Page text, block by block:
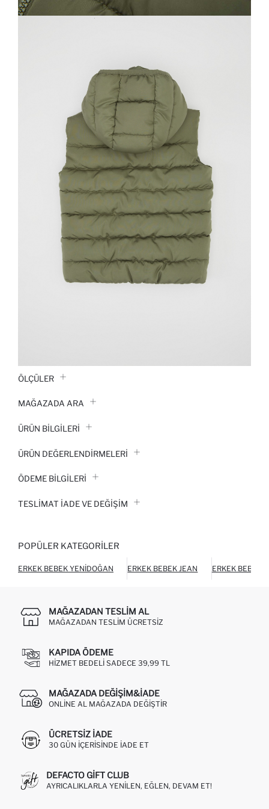
ÖLÇÜLER
MAĞAZADA ARA
ÜRÜN BILGILERI
ÜRÜN DEĞERLENDİRMELERİ
ÖDEME BİLGİLERİ
TESLIMAT İADE VE DEĞIŞIM
POPÜLER KATEGORILER
ERKEK BEBEK YENIDOĞAN ERKEK BEBEK JEAN ERKEK BEBEK
MAĞAZADAN TESLIM AL
MAĞAZADAN TESLIM ÜCRETSIZ
KAPIDA ÖDEME
HIZMET BEDELI SADECE 39,99 TL
MAĞAZADA DEĞIŞIM&İADE
ONLINE AL MAĞAZADA DEĞIŞTIR
ÜCRETSIZ IADE
30 GÜN IÇERISINDE IADE ET
DEFACTO GIFT CLUB
AYRICALIKLARLA YENILEN, EĞLEN, DEVAM ET!